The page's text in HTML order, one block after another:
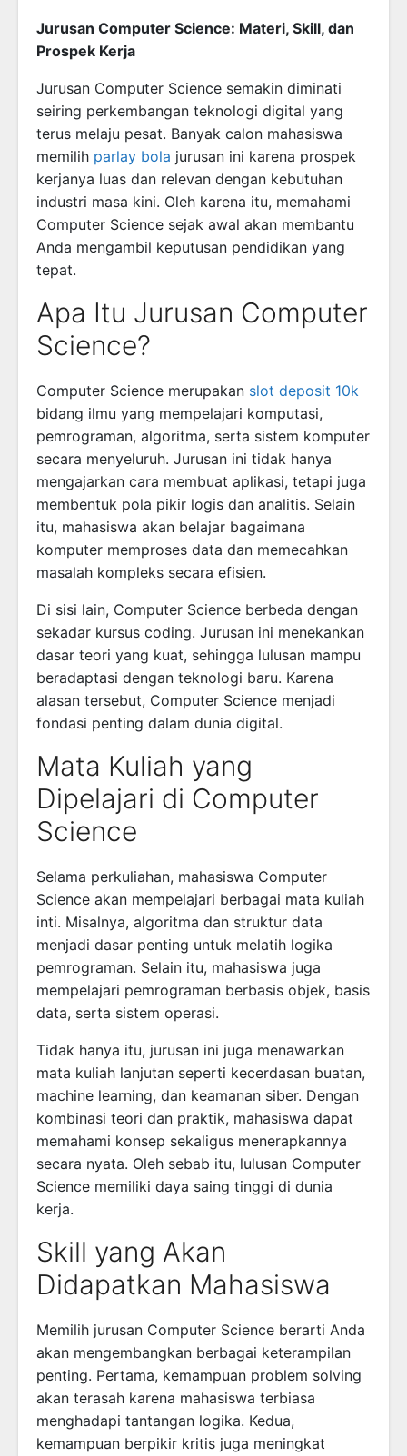
Jurusan Computer Science: Materi, Skill, dan
Prospek Kerja
Jurusan Computer Science semakin diminati
seiring perkembangan teknologi digital yang
terus melaju pesat. Banyak calon mahasiswa
memilih parlay bola jurusan ini karena prospek
kerjanya luas dan relevan dengan kebutuhan
industri masa kini. Oleh karena itu, memahami
Computer Science sejak awal akan membantu
Anda mengambil keputusan pendidikan yang
tepat.
Apa Itu Jurusan Computer
Science?
Computer Science merupakan slot deposit 10k
bidang ilmu yang mempelajari komputasi,
pemrograman, algoritma, serta sistem komputer
secara menyeluruh. Jurusan ini tidak hanya
mengajarkan cara membuat aplikasi, tetapi juga
membentuk pola pikir logis dan analitis. Selain
itu, mahasiswa akan belajar bagaimana
komputer memproses data dan memecahkan
masalah kompleks secara efisien.
Di sisi lain, Computer Science berbeda dengan
sekadar kursus coding. Jurusan ini menekankan
dasar teori yang kuat, sehingga lulusan mampu
beradaptasi dengan teknologi baru. Karena
alasan tersebut, Computer Science menjadi
fondasi penting dalam dunia digital.
Mata Kuliah yang
Dipelajari di Computer
Science
Selama perkuliahan, mahasiswa Computer
Science akan mempelajari berbagai mata kuliah
inti. Misalnya, algoritma dan struktur data
menjadi dasar penting untuk melatih logika
pemrograman. Selain itu, mahasiswa juga
mempelajari pemrograman berbasis objek, basis
data, serta sistem operasi.
Tidak hanya itu, jurusan ini juga menawarkan
mata kuliah lanjutan seperti kecerdasan buatan,
machine learning, dan keamanan siber. Dengan
kombinasi teori dan praktik, mahasiswa dapat
memahami konsep sekaligus menerapkannya
secara nyata. Oleh sebab itu, lulusan Computer
Science memiliki daya saing tinggi di dunia
kerja.
Skill yang Akan
Didapatkan Mahasiswa
Memilih jurusan Computer Science berarti Anda
akan mengembangkan berbagai keterampilan
penting. Pertama, kemampuan problem solving
akan terasah karena mahasiswa terbiasa
menghadapi tantangan logika. Kedua,
kemampuan berpikir kritis juga meningkat